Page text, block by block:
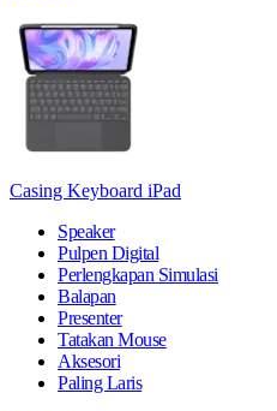
Casing Keyboard iPad
Speaker
Pulpen Digital
Perlengkapan Simulasi
Balapan
Presenter
Tatakan Mouse
Aksesori
Paling Laris